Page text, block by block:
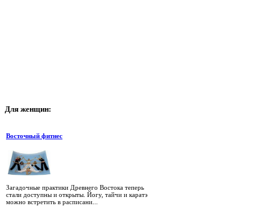
Для женщин:
Восточный фитнес
Загадочные практики Древнего Востока теперь
стали доступны и открыты. Йогу, тайчи и каратэ
можно встретить в расписани...